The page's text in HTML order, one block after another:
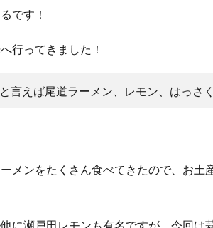
です！
行ってきました！
言えば尾道ラーメン、レモン、はっさ
メンをたくさん食べてきたので、お土
に瀬戸田レモンも有名ですが、今回は